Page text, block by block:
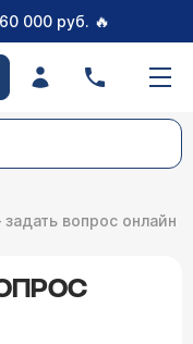
000 руб. 🔥
вопрос онлайн